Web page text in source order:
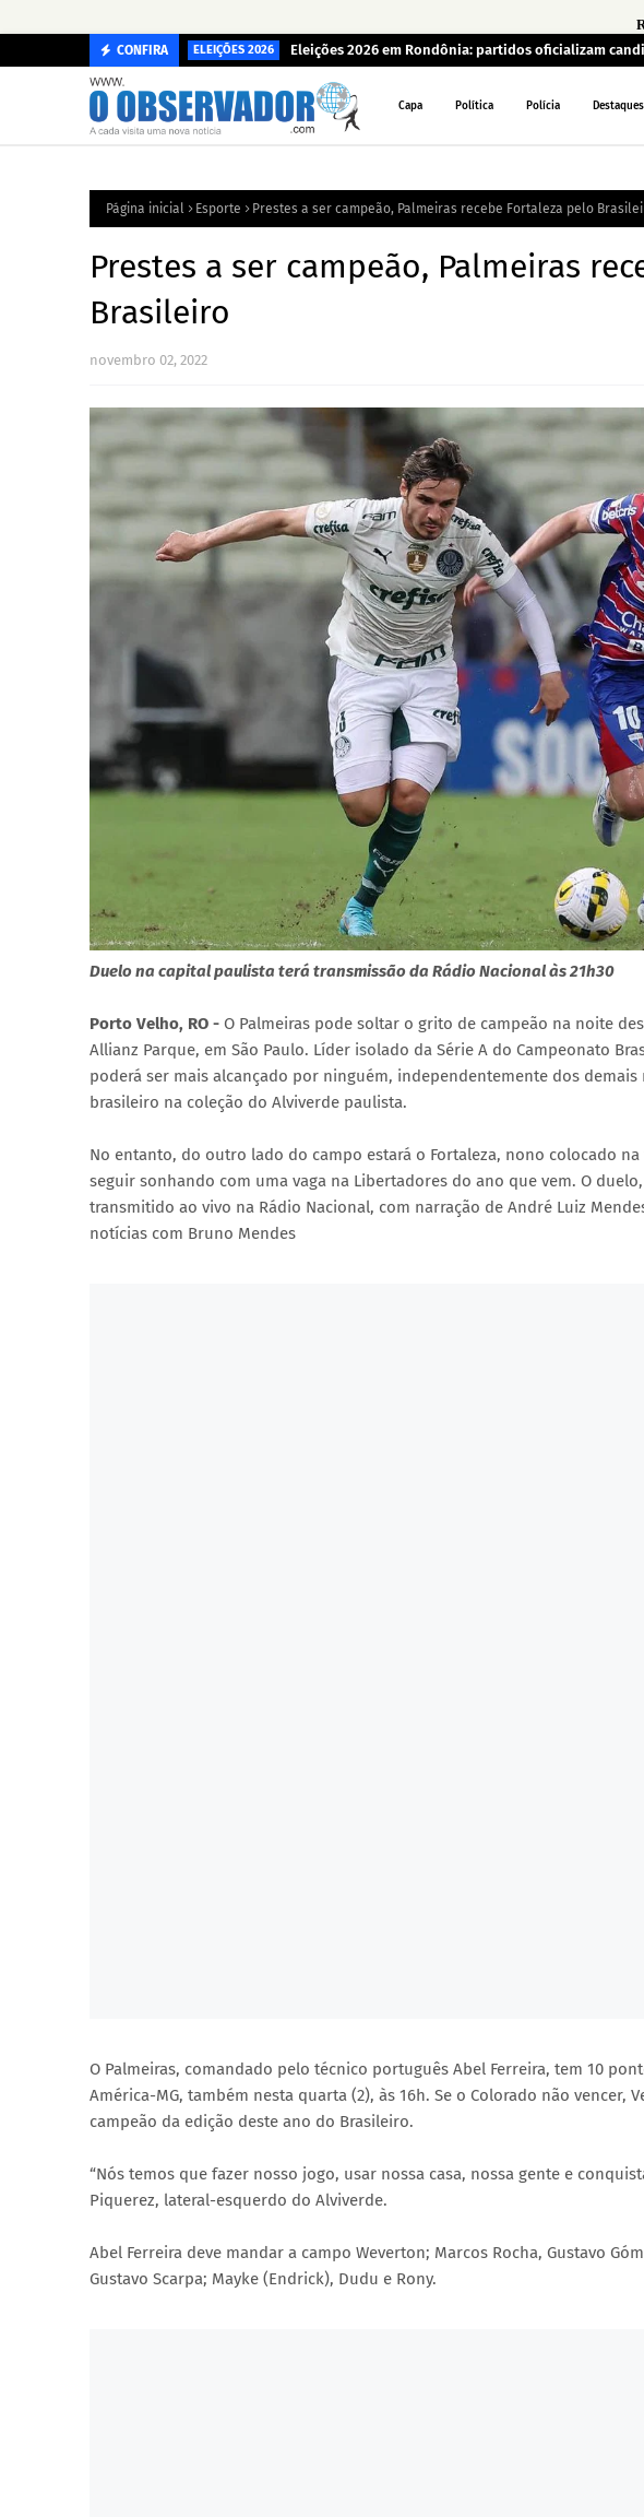
CONFIRA ELEIÇÕES 2026 Eleições 2026 em Rondônia: partidos oficializam
Capa Política Polícia Destaques
Página inicial Esporte Prestes a ser campeão, Palmeiras recebe Fortaleza pelo
Prestes a ser campeão, Palmeiras
Brasileiro
novembro 02, 2022
Duelo na capital paulista terá transmissão da Rádio Nacional às 21h30
Porto Velho, RO - O Palmeiras pode soltar o grito de campeão na noite
Allianz Parque, em São Paulo. Líder isolado da Série A do Campeonato
poderá ser mais alcançado por ninguém, independentemente dos
brasileiro na coleção do Alviverde paulista.
No entanto, do outro lado do campo estará o Fortaleza, nono colocado
seguir sonhando com uma vaga na Libertadores do ano que vem. O
transmitido ao vivo na Rádio Nacional, com narração de André Luiz
notícias com Bruno Mendes
O Palmeiras, comandado pelo técnico português Abel Ferreira, tem 10
América-MG, também nesta quarta (2), às 16h. Se o Colorado não vencer,
campeão da edição deste ano do Brasileiro.
“Nós temos que fazer nosso jogo, usar nossa casa, nossa gente e
Piquerez, lateral-esquerdo do Alviverde.
Abel Ferreira deve mandar a campo Weverton; Marcos Rocha, Gustavo
Gustavo Scarpa; Mayke (Endrick), Dudu e Rony.